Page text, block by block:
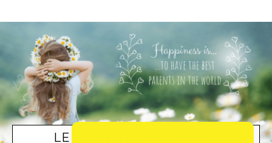
LE VICHY SPA HÔTEL LES